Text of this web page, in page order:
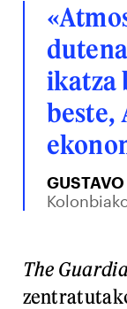
ikatza
beste,
GUSTAVO
The